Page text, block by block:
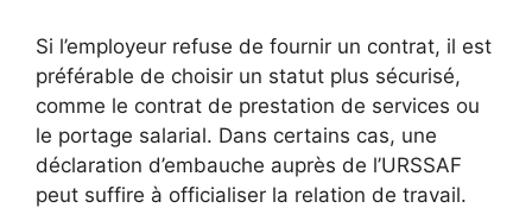
Si l’employeur refuse de fournir un contrat, il est
préférable de choisir un statut plus sécurisé,
comme le contrat de prestation de services ou
le portage salarial. Dans certains cas, une
déclaration d’embauche auprès de l’URSSAF
peut suffire à officialiser la relation de travail.